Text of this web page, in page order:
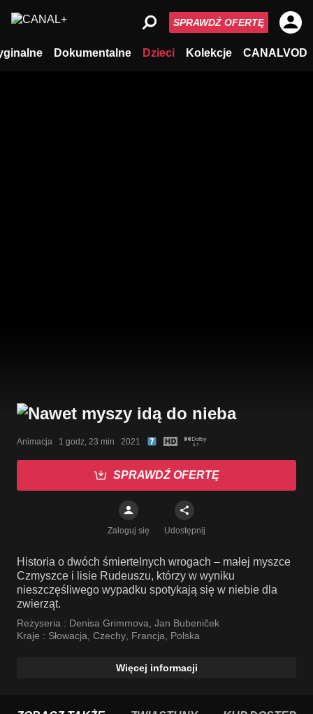
Dokumentalne Dzieci Kolekcje CANALVOD
SPRAWDŹ OFERTĘ
Animacja   1 godz, 23 min   2021
SPRAWDŹ OFERTĘ
Zaloguj się Udostępnij
Historia o dwóch śmiertelnych wrogach – małej myszce
Czmyszce i lisie Rudeuszu, którzy w wyniku
nieszczęśliwego wypadku spotykają się w niebie dla
zwierząt.
Reżyseria : Denisa Grimmova, Jan Bubeniček
Kraje : Słowacja, Czechy, Francja, Polska
Więcej informacji